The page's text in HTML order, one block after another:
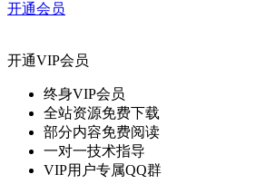
开通会员
开通VIP会员
终身VIP会员
全站资源免费下载
部分内容免费阅读
一对一技术指导
VIP用户专属QQ群